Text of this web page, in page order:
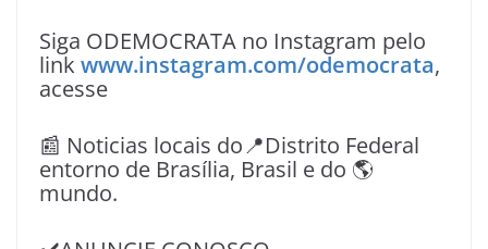
Siga ODEMOCRATA no Instagram pelo
link www.instagram.com/odemocrata,
acesse
📰 Noticias locais do📍Distrito Federal
entorno de Brasília, Brasil e do 🌎
mundo.